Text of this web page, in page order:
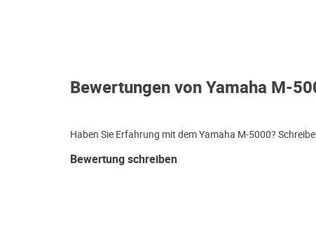
Bewertungen von Yamaha M-
Haben Sie Erfahrung mit dem Yamaha M-5000?
Bewertung schreiben